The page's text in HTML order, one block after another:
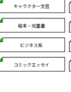
キャラクター文芸
絵本・児童書
ビジネス系
コミックエッセイ